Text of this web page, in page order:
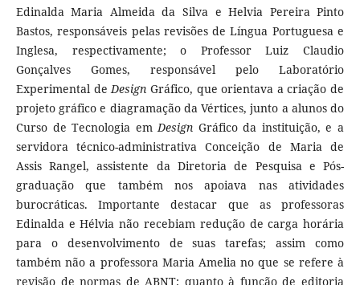
Edinalda Maria Almeida da Silva e Helvia Pereira Pinto
Bastos, responsáveis pelas revisões de Língua Portuguesa e
Inglesa, respectivamente; o Professor Luiz Claudio
Gonçalves Gomes, responsável pelo Laboratório
Experimental de Design Gráfico, que orientava a criação de
projeto gráfico e diagramação da Vértices, junto a alunos do
Curso de Tecnologia em Design Gráfico da instituição, e a
servidora técnico-administrativa Conceição de Maria de
Assis Rangel, assistente da Diretoria de Pesquisa e Pós-
graduação que também nos apoiava nas atividades
burocráticas. Importante destacar que as professoras
Edinalda e Hélvia não recebiam redução de carga horária
para o desenvolvimento de suas tarefas; assim como
também não a professora Maria Amelia no que se refere à
revisão de normas de ABNT; quanto à função de editoria